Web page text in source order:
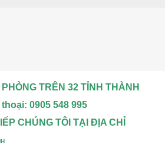
TRÊN 32 TỈNH THÀNH
0905 548 995
CHÚNG TÔI TẠI ĐỊA CHỈ